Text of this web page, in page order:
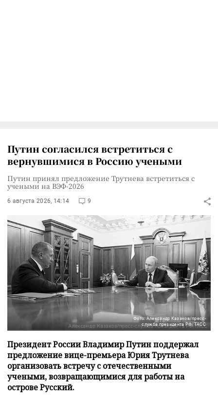
Путин согласился встретиться с
вернувшимися в Россию учеными
Путин принял предложение Трутнева встретиться с
учеными на ВЭФ-2026
6 августа 2026, 14:14 9
Фото: Александр Казаков/пресс-
служба президента РФ/ТАСС
Президент России Владимир Путин поддержал
предложение вице-премьера Юрия Трутнева
организовать встречу с отечественными
учеными, возвращающимися для работы на
острове Русский.